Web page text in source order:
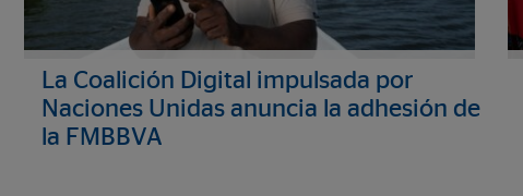
La Coalición Digital impulsada por
Naciones Unidas anuncia la adhesión de
la FMBBVA